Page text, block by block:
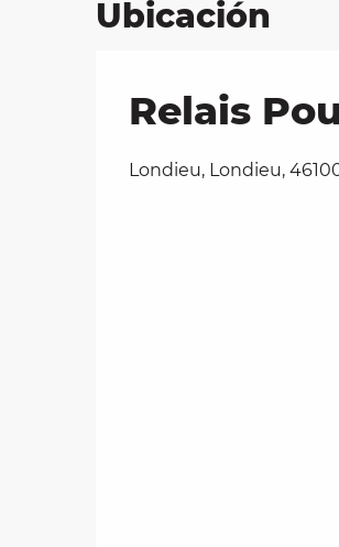
Ubicación
Relais
Londieu, Londieu,